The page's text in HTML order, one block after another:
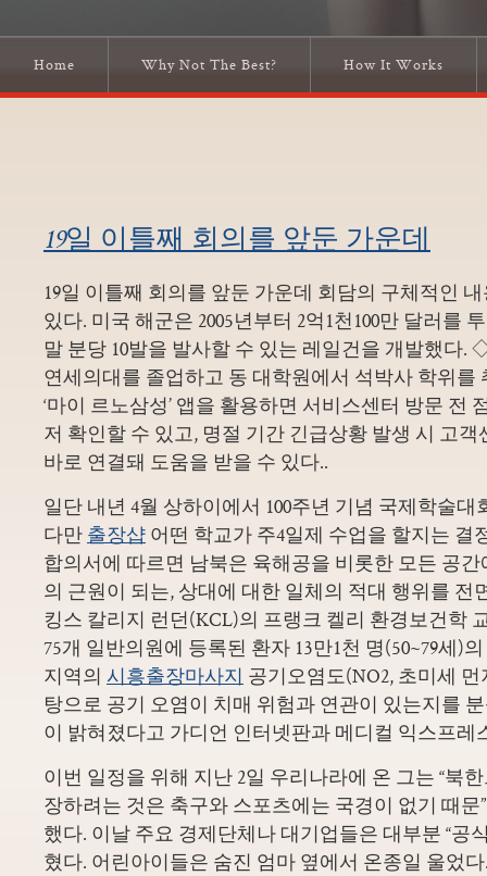
Home Why Not The Best? How It Works
19일 이틀째 회의를 앞둔 가운데
19일 이틀째 회의를 앞둔 가운데 회담의 구체적인
있다. 미국 해군은 2005년부터 2억1천100만 달러를
말 분당 10발을 발사할 수 있는 레일건을 개발했다.
연세의대를 졸업하고 동 대학원에서 석박사 학위를
‘마이 르노삼성’ 앱을 활용하면 서비스센터 방문 전
저 확인할 수 있고, 명절 기간 긴급상황 발생 시 고
바로 연결돼 도움을 받을 수 있다..
일단 내년 4월 상하이에서 100주년 기념 국제학술
다만 출장샵 어떤 학교가 주4일제 수업을 할지는 결
합의서에 따르면 남북은 육해공을 비롯한 모든 공
의 근원이 되는, 상대에 대한 일체의 적대 행위를 전
킹스 칼리지 런던(KCL)의 프랭크 켈리 환경보건학
75개 일반의원에 등록된 환자 13만1천 명(50~79세)
지역의 시흥출장마사지 공기오염도(NO2, 초미세
탕으로 공기 오염이 치매 위험과 연관이 있는지를
이 밝혀졌다고 가디언 인터넷판과 메디컬 익스프레
이번 일정을 위해 지난 2일 우리나라에 온 그는 “북
장하려는 것은 축구와 스포츠에는 국경이 없기 때문
했다. 이날 주요 경제단체나 대기업들은 대부분 “공
혔다. 어린아이들은 숨진 엄마 옆에서 온종일 울었